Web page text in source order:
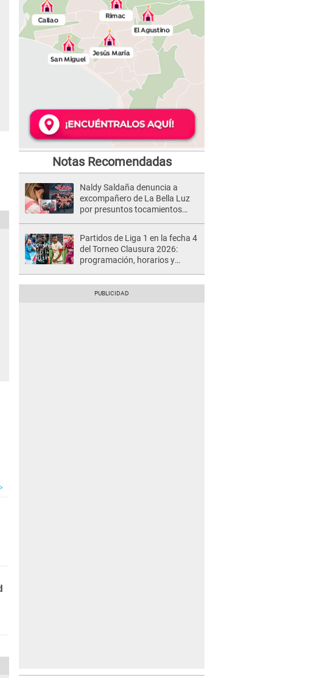
Notas Recomendadas
Naldy Saldaña denuncia a
excompañero de La Bella Luz
por presuntos tocamientos
Partidos de Liga 1 en la fecha 4
del Torneo Clausura 2026:
programación, horarios y